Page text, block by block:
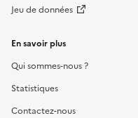
Jeu de données
En savoir plus
Qui sommes-nous ?
Statistiques
Contactez-nous